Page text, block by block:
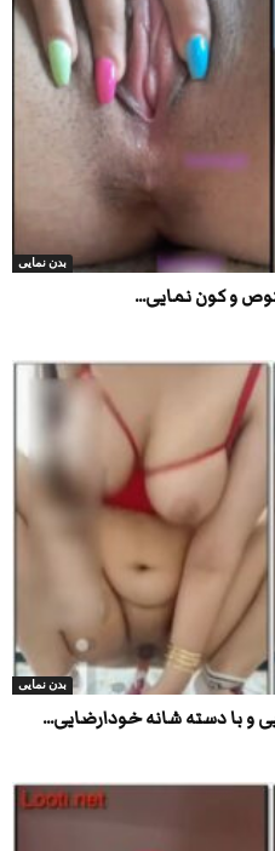
بدن نمایی
و کون نمایی...
بدن نمایی
با دسته شانه خودارضایی...